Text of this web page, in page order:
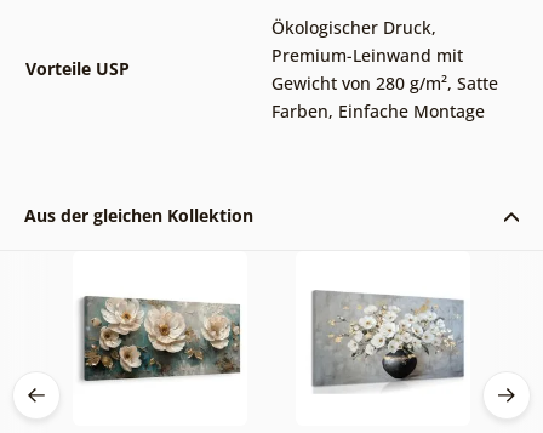
Vorteile USP
Ökologischer Druck,
Premium-Leinwand mit
Gewicht von 280 g/m², Satte
Farben, Einfache Montage
Aus der gleichen Kollektion